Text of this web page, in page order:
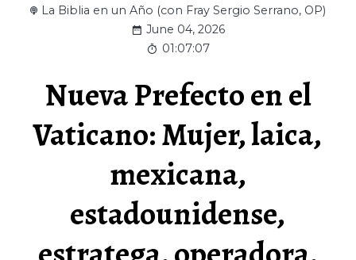
La Biblia en un Año (con Fray Sergio Serrano, OP)
June 04, 2026
01:07:07
Nueva Prefecto en el
Vaticano: Mujer, laica,
mexicana,
estadounidense,